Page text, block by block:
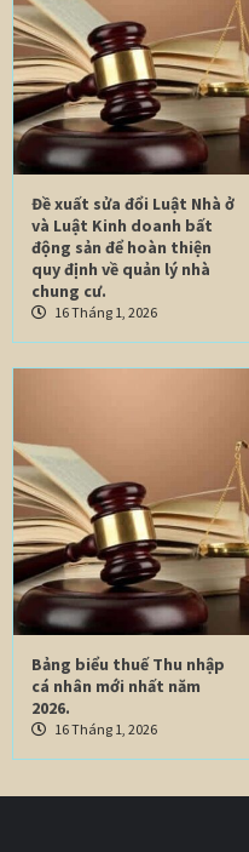
Đề xuất sửa đổi Luật Nhà ở
và Luật Kinh doanh bất
động sản để hoàn thiện
quy định về quản lý nhà
chung cư.
16 Tháng 1, 2026
Bảng biểu thuế Thu nhập
cá nhân mới nhất năm
2026.
16 Tháng 1, 2026